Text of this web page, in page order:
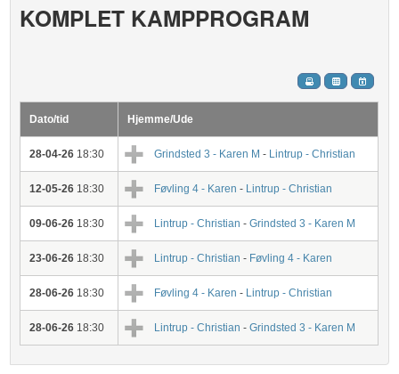
KOMPLET KAMPPROGRAM
Dato/tid Hjemme/Ude
28-04-26 18:30 Grindsted 3 - Karen M - Lintrup - Christian
12-05-26 18:30 Føvling 4 - Karen- Lintrup - Christian
09-06-26 18:30 Lintrup - Christian -Grindsted 3 - Karen M
23-06-26 18:30 Lintrup - Christian - Føvling 4 - Karen
28-06-26 18:30 Føvling 4 - Karen- Lintrup - Christian
28-06-26 18:30 Lintrup - Christian -Grindsted 3 - Karen M